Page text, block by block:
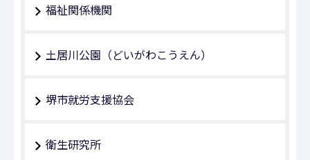
福祉関係機関
土居川公園（どいがわこうえん）
堺市就労支援協会
衛生研究所